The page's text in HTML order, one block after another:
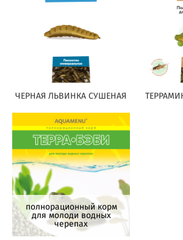
ЧЕРНАЯ ЛЬВИНКА СУШЕНАЯ
полнорационный корм
для молоди водных
черепах